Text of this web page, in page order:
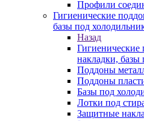
Профили
Гигиенические
базы под
Назад
накладки, базы
Поддоны
Поддоны
Базы под
Лотки под
Защитные